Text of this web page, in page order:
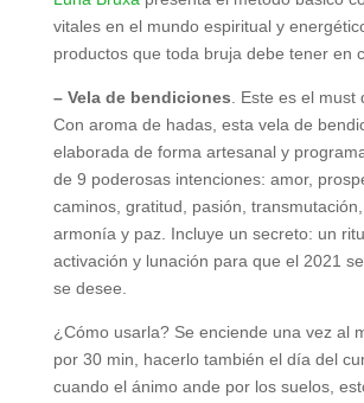
vitales en el mundo espiritual y
productos que toda bruja debe tener en
– Vela de bendiciones. Este es el must
Con aroma de hadas, esta vela de
elaborada de forma artesanal y
de 9 poderosas intenciones: amor,
caminos, gratitud, pasión,
armonía y paz. Incluye un secreto: un
activación y lunación para que el 2021
se desee.
¿Cómo usarla? Se enciende una vez al
por 30 min, hacerlo también el día del
cuando el ánimo ande por los suelos,